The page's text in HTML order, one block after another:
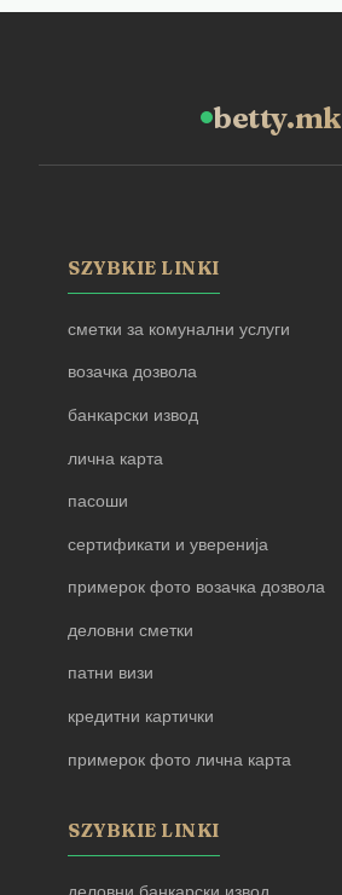
betty.mk
SZYBKIE LINKI
сметки за комунални услуги
возачка дозвола
банкарски извод
лична карта
пасоши
сертификати и уверенија
примерок фото возачка дозвола
деловни сметки
патни визи
кредитни картички
примерок фото лична карта
SZYBKIE LINKI